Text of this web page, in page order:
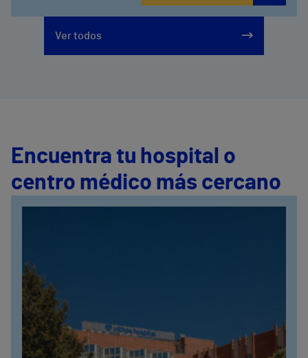
Ver todos
Encuentra tu hospital o
centro médico más cercano